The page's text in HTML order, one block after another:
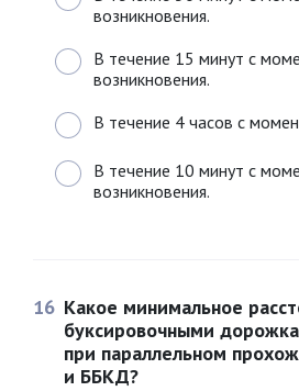
возникновения.
В течение 15 минут с
возникновения.
В течение 4 часов с
В течение 10 минут с
возникновения.
16 Какое минимальное
буксировочными
при параллельном
и ББКД?